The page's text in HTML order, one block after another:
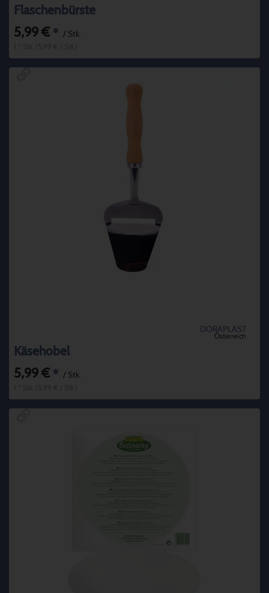
Flaschenbürste
5,99 € * / Stk.
DORAPLAST
Österreich
Käsehobel
5,99 € * / Stk.